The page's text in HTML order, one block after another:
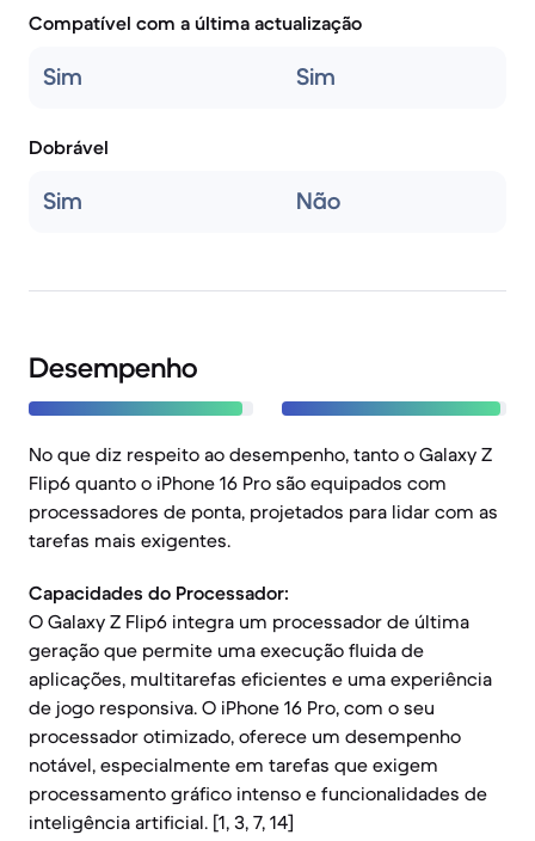
Compatível com a última actualização
Sim Sim
Dobrável
Sim Não
Desempenho
No que diz respeito ao desempenho, tanto o Galaxy Z
Flip6 quanto o iPhone 16 Pro são equipados com
processadores de ponta, projetados para lidar com as
tarefas mais exigentes.
Capacidades do Processador:
O Galaxy Z Flip6 integra um processador de última
geração que permite uma execução fluida de
aplicações, multitarefas eficientes e uma experiência
de jogo responsiva. O iPhone 16 Pro, com o seu
processador otimizado, oferece um desempenho
notável, especialmente em tarefas que exigem
processamento gráfico intenso e funcionalidades de
inteligência artificial. [1, 3, 7, 14]